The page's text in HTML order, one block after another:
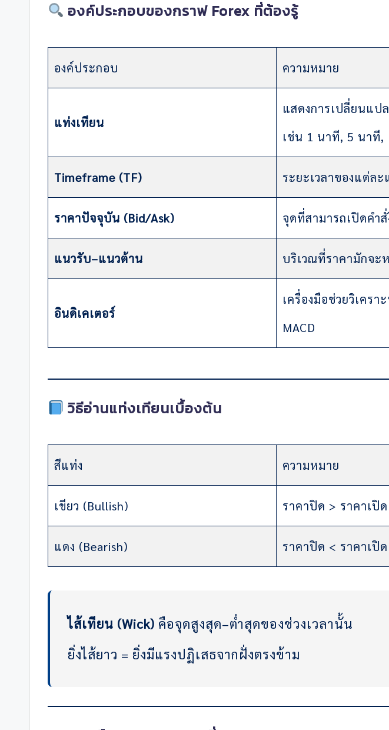
องค์ประกอบของกราฟ Forex ที่ต้องรู้
องค์ประกอบ ความหมาย
แท่งเทียน
แสดงการเปลี่ยนแปล
เช่น 1 นาที, 5 นาที,
Timeframe (TF) ระยะเวลาของแต่ล
ราคาปัจจุบัน (Bid/Ask) จุดที่สามารถเปิดคำ
แนวรับ–แนวต้าน บริเวณที่ราคามักจะ
อินดิเคเตอร์
เครื่องมือช่วยวิเครา
MACD
วิธีอ่านแท่งเทียนเบื้องต้น
สีแท่ง ความหมาย
เขียว (Bullish) ราคาปิด > ราคาเปิ
แดง (Bearish) ราคาปิด < ราคาเปิ
ไส้เทียน (Wick) คือจุดสูงสุด–ต่ำสุดของช่วงเวลานั้น
ยิ่งไส้ยาว = ยิ่งมีแรงปฏิเสธจากฝั่งตรงข้าม